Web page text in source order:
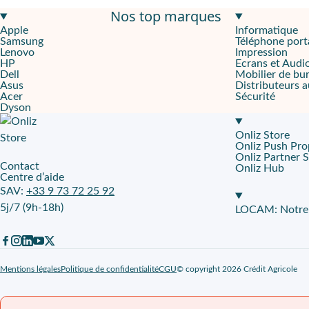
Apple M3 Max 16 cœurs pour exécuter des workflows pro et
48 Go de RAM pour garder plusieurs apps lourdes actives en
Écran Retina 14"
Pensé pour TPE, PME, startups et indépendants en production
Accélérer chaque workflow, sans temps mort
MacBook Pro M3 Max 14p 48Go 512Go - Noir Sidéralvise
Une puissance de calcul qui suit vos délais
LeMacBook Pro M3 Max 14p 48Go 512Go - Noir Sidéral
Un GPU taillé pour l’image et le mouvement
Le MacBook Pro M3 Max 14p 48Go 512Go - Noir Sidéral
Nos top marques
Apple
Samsung
Lenovo
HP
Dell
Asus
Acer
Dyson
Informatique
Téléphone
Impression
Ecrans et
Mobilier de
Distributeurs
Sécurité
Contact
Centre d’aide
SAV: +33 9 73 72 25 92
5j/7 (9h-18h)
Onliz Store
Onliz Push
Onliz Partner
Onliz Hub
LOCAM:
Mentions légalesPolitique de confidentialitéCGU© copyright 2026 Crédit Agricole